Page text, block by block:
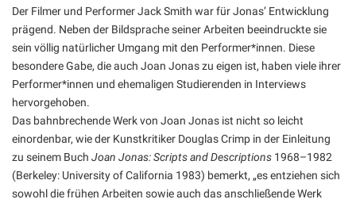
Der Filmer und Performer Jack Smith war für Jonas’ Entwicklung
prägend. Neben der Bildsprache seiner Arbeiten beeindruckte sie
sein völlig natürlicher Umgang mit den Performer*innen. Diese
besondere Gabe, die auch Joan Jonas zu eigen ist, haben viele ihrer
Performer*innen und ehemaligen Studierenden in Interviews
hervorgehoben.
Das bahnbrechende Werk von Joan Jonas ist nicht so leicht
einordenbar, wie der Kunstkritiker Douglas Crimp in der Einleitung
zu seinem Buch Joan Jonas: Scripts and Descriptions 1968–1982
(Berkeley: University of California 1983) bemerkt, „es entziehen sich
sowohl die frühen Arbeiten sowie auch das anschließende Werk